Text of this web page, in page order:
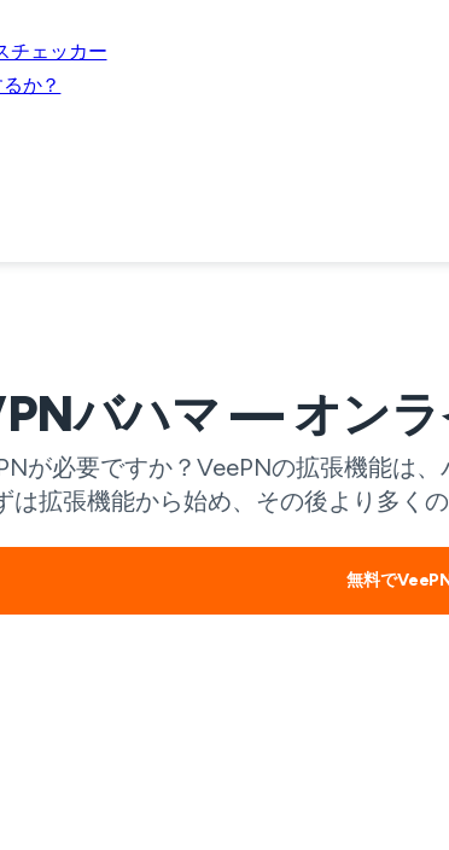
チェッカー
か？
バハマ — オン
が必要ですか？VeePNの拡張機能は
は拡張機能から始め、その後より多
無料で